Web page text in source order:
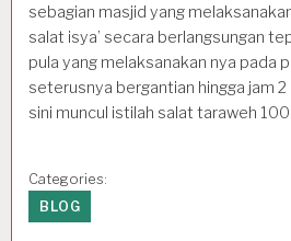
sebagian masjid yang
salat isya’ secara berlangsungan
pula yang melaksanakan nya pada
seterusnya bergantian hingga jam 2
sini muncul istilah salat taraweh
Categories:
BLOG